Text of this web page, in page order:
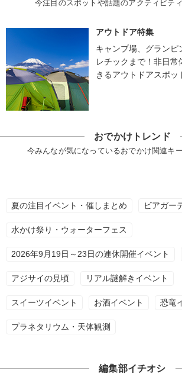
今注目のスポットや話題のアクティビテ
アウトドア特集
キャンプ場、グランピ
レチックまで！非日
きるアウトドアスポッ
おでかけトレンド
今みんなが気になっているおでかけ関連キ
夏の注目イベント・催しまとめ ビアガー
水かけ祭り・ウォーターフェス
2026年9月19日～23日の連休開催イベント
アジサイの見頃 リアル謎解きイベント
スイーツイベント お酒イベント 恐竜
プラネタリウム・天体観測
編集部イチオシ